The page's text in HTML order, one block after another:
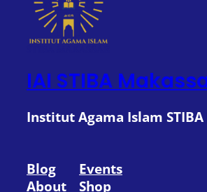
IAI STIBA
Institut Agama Islam
Blog
About
Events
Shop